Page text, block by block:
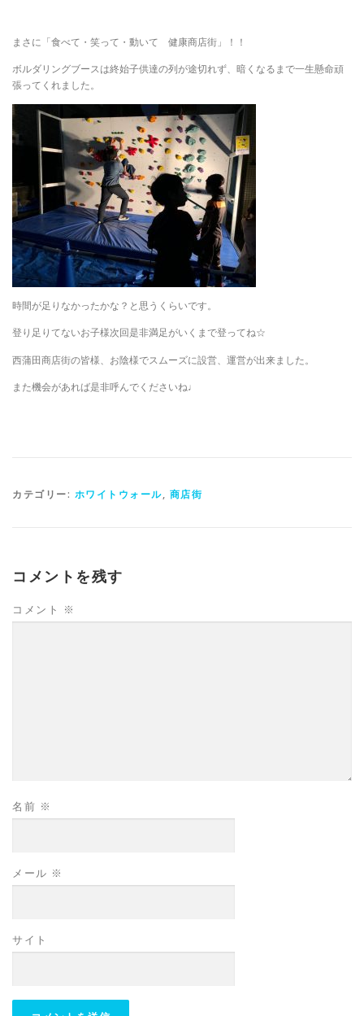
まさに「食べて・笑って・動いて 健康商店街」！！
ボルダリングブースは終始子供達の列が途切れず、暗くなるまで一生懸命頑
張ってくれました。
時間が足りなかったかな？と思うくらいです。
登り足りてないお子様次回是非満足がいくまで登ってね☆
西蒲田商店街の皆様、お陰様でスムーズに設営、運営が出来ました。
また機会があれば是非呼んでくださいね♩
カテゴリー: ホワイトウォール, 商店街
コメントを残す
コメント ※
名前 ※
メール ※
サイト